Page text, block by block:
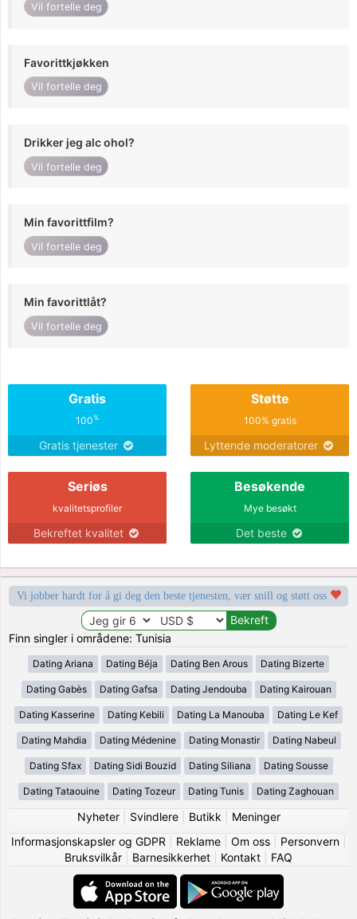
Vil fortelle deg
Favorittkjøkken
Vil fortelle deg
Drikker jeg alc ohol?
Vil fortelle deg
Min favorittfilm?
Vil fortelle deg
Min favorittlåt?
Vil fortelle deg
Gratis
100%
Gratis tjenester
Støtte
100% gratis
Lyttende moderatorer
Seriøs
kvalitetsprofiler
Bekreftet kvalitet
Besøkende
Mye besøkt
Det beste
Vi jobber hardt for å gi deg den beste tjenesten, vær snill og støtt oss
Finn singler i områdene: Tunisia
Dating Ariana Dating Béja Dating Ben Arous Dating Bizerte
Dating Gabès Dating Gafsa Dating Jendouba Dating Kairouan
Dating Kasserine Dating Kebili Dating La Manouba Dating Le Kef
Dating Mahdia Dating Médenine Dating Monastir Dating Nabeul
Dating Sfax Dating Sidi Bouzid Dating Siliana Dating Sousse
Dating Tataouine Dating Tozeur Dating Tunis Dating Zaghouan
Nyheter| Svindlere| Butikk
Meninger
Informasjonskapsler og GDPR
Reklame| Om oss| Personvern|
Bruksvilkår
Barnesikkerhet Kontakt FAQ